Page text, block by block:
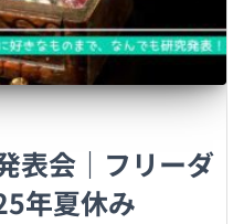
表会｜フリーダ
年夏休み